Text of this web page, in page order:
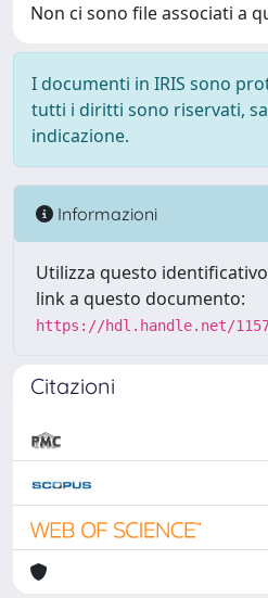
Non ci sono file associati a
I documenti in IRIS sono
tutti i diritti sono riservati,
indicazione.
Informazioni
Utilizza questo
link a questo documento:
https://hdl.handle.net/
Citazioni